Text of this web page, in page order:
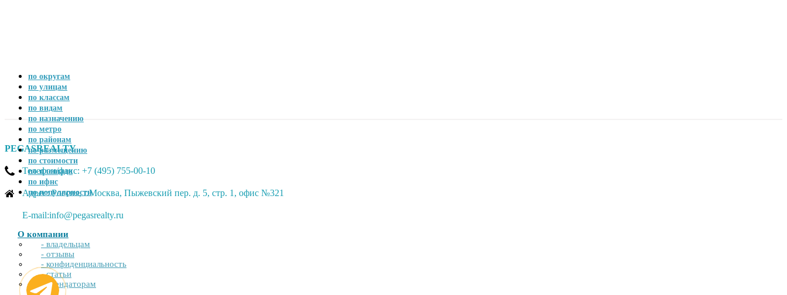
по округам
по улицам
по классам
по видам
по назначению
по метро
по районам
по размещению
по стоимости
по площади
по ифнс
по популярности
PEGASREALTY
Телефон/факс: +7 (495) 755-00-10
Адрес: Россия, г.Москва, Пыжевский пер. д. 5, стр. 1, офис №321
E-mail:info@pegasrealty.ru
О компании
- владельцам
- отзывы
- конфиденциальность
- статьи
- арендаторам